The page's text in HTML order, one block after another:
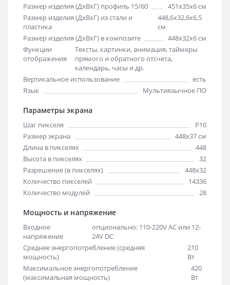
Размер изделия (ДхВхГ) профиль 15/60
451х35х6 см
Размер изделия (ДхВхГ) из стали и
пластика
448,6х32,6х6,5
см
Размер изделия (ДхВхГ) в композите
448х32х6 см
Функции
отображения
Тексты, картинки, анимация, таймеры
прямого и обратного отсчета,
календарь, часы и др.
Вертикальное использование
есть
Язык
Мультиязычное ПО
Параметры экрана
Шаг пикселя
Р10
Размер экрана
448х37 см
Длина в пикселях
448
Высота в пикселях
32
Разрешение (в пикселях)
448x32
Количество пикселей
14336
Количество модулей
28
Мощность и напряжение
Входное
напряжение
опционально: 110-220V AC или 12-
24V DC
Среднее энергопотребление (средняя
мощность)
210
Вт
Максимальное энергопотребление
(максимальная мощность)
420
Вт